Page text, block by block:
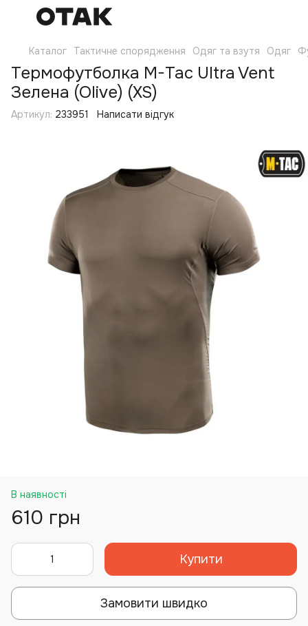
Каталог Тактичне спорядження Одяг та взутя Одяг
Термофутболка M-Tac Ultra Vent
Зелена (Olive) (XS)
Артикул: 233951 Написати відгук
В наявності
610 грн
Купити
Замовити швидко